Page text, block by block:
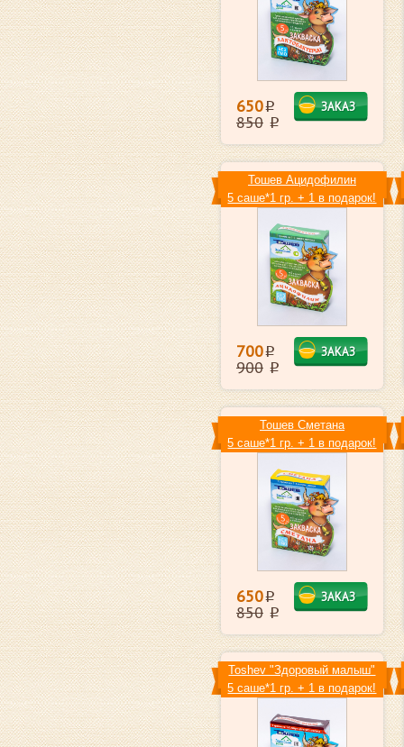
650i
850 i
ЗАКАЗ
Toшев Ацидофилин
5 саше*1 гр. + 1 в подарок!
700i
900 i
ЗАКАЗ
Toшев Сметана
5 саше*1 гр. + 1 в подарок!
650i
850 i
ЗАКАЗ
Toshev "Здоровый малыш"
5 саше*1 гр. + 1 в подарок!